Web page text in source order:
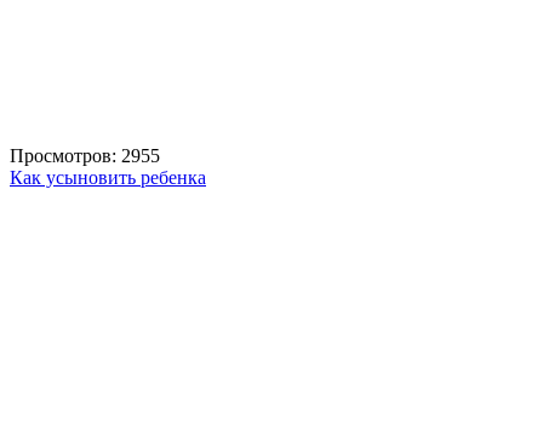
Просмотров: 2955
Как усыновить ребенка